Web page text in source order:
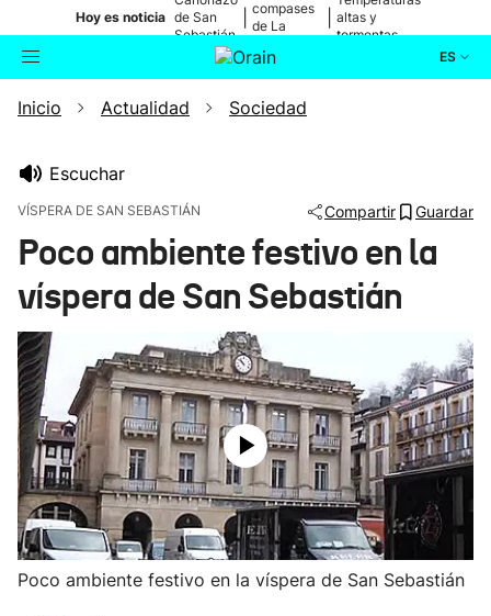
Hoy es noticia de San
Sebastián
compases
de La
altas y
tormentas
ES
Buscador Actualidad
Ikusmiran
Eguraldia
Inicio Actualidad Sociedad
Escuchar
VÍSPERA DE SAN SEBASTIÁN Compartir Guardar
Poco ambiente festivo en la
víspera de San Sebastián
Poco ambiente festivo en la víspera de San Sebastián